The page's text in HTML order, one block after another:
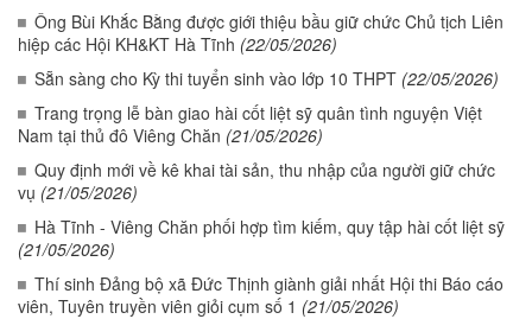
Ông Bùi Khắc Bằng được giới thiệu bầu giữ chức Chủ tịch Liên
hiệp các Hội KH&KT Hà Tĩnh (22/05/2026)
Sẵn sàng cho Kỳ thi tuyển sinh vào lớp 10 THPT (22/05/2026)
Trang trọng lễ bàn giao hài cốt liệt sỹ quân tình nguyện Việt
Nam tại thủ đô Viêng Chăn (21/05/2026)
Quy định mới về kê khai tài sản, thu nhập của người giữ chức
vụ (21/05/2026)
Hà Tĩnh - Viêng Chăn phối hợp tìm kiếm, quy tập hài cốt liệt sỹ
(21/05/2026)
Thí sinh Đảng bộ xã Đức Thịnh giành giải nhất Hội thi Báo cáo
viên, Tuyên truyền viên giỏi cụm số 1 (21/05/2026)